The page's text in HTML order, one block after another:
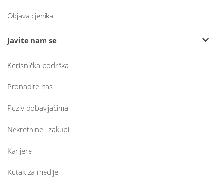
Objava cjenika
Javite nam se
Korisnička podrška
Pronađite nas
Poziv dobavljačima
Nekretnine i zakupi
Karijere
Kutak za medije